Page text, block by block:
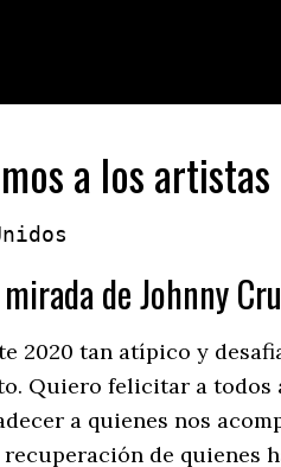
a los
de Johnny
2020 tan atípico y
Quiero felicitar a todos
a quienes nos
de quienes